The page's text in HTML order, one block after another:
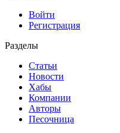
Войти
Регистрация
Разделы
Статьи
Новости
Хабы
Компании
Авторы
Песочница